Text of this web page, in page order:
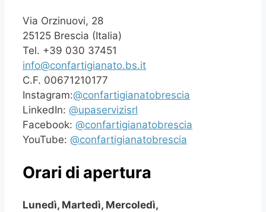
Via Orzinuovi, 28
25125 Brescia (Italia)
Tel. +39 030 37451
info@confartigianato.bs.it
C.F. 00671210177
Instagram:@confartigianatobrescia
LinkedIn: @upaservizisrl
Facebook: @confartigianatobrescia
YouTube: @confartigianatobrescia
Orari di apertura
Lunedì, Martedì, Mercoledì,